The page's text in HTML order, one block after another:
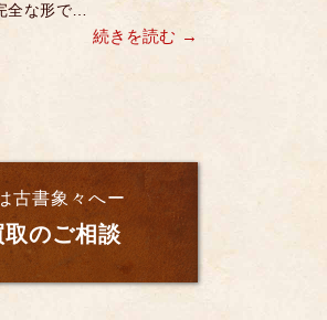
全な形で…
続きを読む
古書象々へー
のご相談